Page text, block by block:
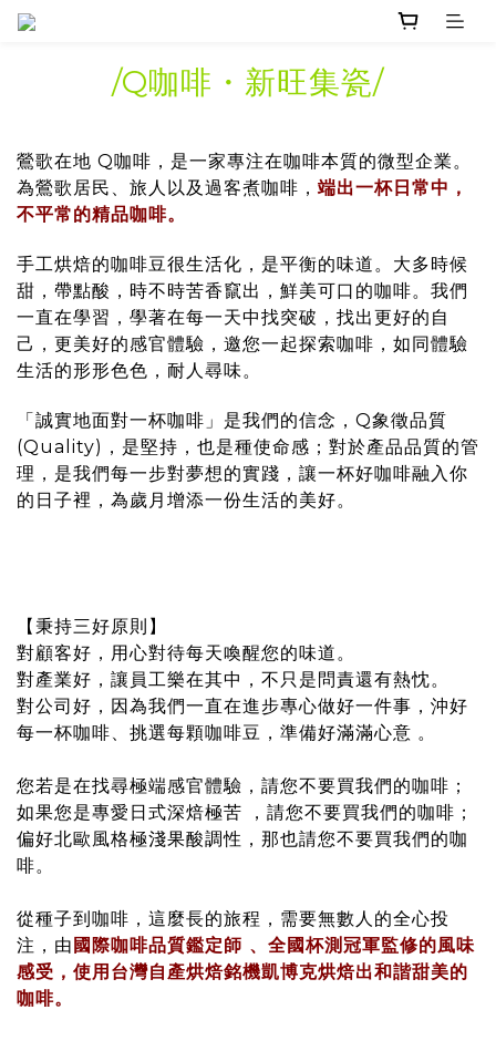
/Q咖啡・新旺集瓷/
鶯歌在地 Q咖啡，是一家專注在咖啡本質的微型企業。
為鶯歌居民、旅人以及過客煮咖啡 ， 端出一杯日常中 ，
不平常的精品咖啡。
手工烘焙的咖啡豆很生活化，是平衡的味道。 大多時候
甜，帶點酸，時不時苦香竄出，鮮美可口的咖啡。 我們
一直在學習，學著在每一天中找突破，找出更好的自
己，更美好的感官體驗，邀您一起探索咖啡，如同體驗
生活的形形色色，耐人尋味。
「誠實地面對一杯咖啡」是我們的信念，Q象徵品質
(Quality)，是堅持，也是種使命感；對於產品品質的管
理，是我們每一步對夢想的實踐，讓一杯好咖啡融入你
的日子裡，為歲月增添一份生活的美好。
【秉持三好原則】
對顧客好，用心對待每天喚醒您的味道 。
對產業好，讓員工樂在其中，不只是問責還有熱忱。
對公司好，因為我們一直在進步專心做好一件事，沖好
每一杯咖啡、挑選每顆咖啡豆，準備好滿滿心意 。
您若是在找尋極端感官體驗，請您不要買我們的咖啡；
如果您是專愛日式深焙極苦 ，請您不要買我們的咖啡；
偏好北歐風格極淺果酸調性，那也請您不要買我們的咖
啡。
從種子到咖啡，這麼長的旅程，需要無數人的全心投
注，由 國際咖啡品質鑑定師 、全國杯測冠軍監修的風味
感受，使用台灣自產烘焙銘機凱博克烘焙出和諧甜美的
咖啡。